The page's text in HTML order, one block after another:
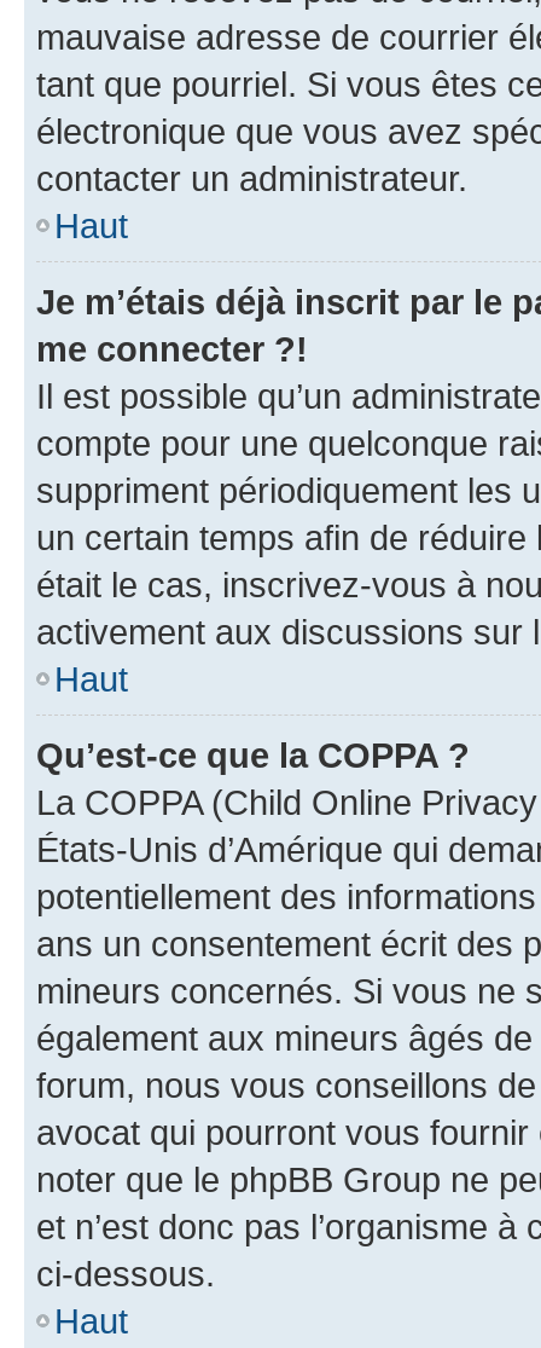
mauvaise adresse de courrier
tant que pourriel. Si vous êtes
électronique que vous avez
contacter un administrateur.
Haut
Je m’étais déjà inscrit par le
me connecter ?!
Il est possible qu’un
compte pour une quelconque
suppriment périodiquement les
un certain temps afin de
était le cas, inscrivez-vous à
activement aux discussions sur
Haut
Qu’est-ce que la COPPA ?
La COPPA (Child Online
États-Unis d’Amérique qui
potentiellement des
ans un consentement écrit des
mineurs concernés. Si vous ne
également aux mineurs âgés
forum, nous vous conseillons
avocat qui pourront vous
noter que le phpBB Group ne
et n’est donc pas l’organisme
ci-dessous.
Haut